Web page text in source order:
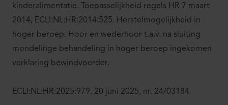
kinderalimentatie. Toepasselijkheid regels HR 7 maart
2014, ECLI:NL:HR:2014:525. Herstelmogelijkheid in
hoger beroep. Hoor en wederhoor t.a.v. na sluiting
mondelinge behandeling in hoger beroep ingekomen
verklaring bewindvoerder.
ECLI:NL:HR:2025:979, 20 juni 2025, nr. 24/03184